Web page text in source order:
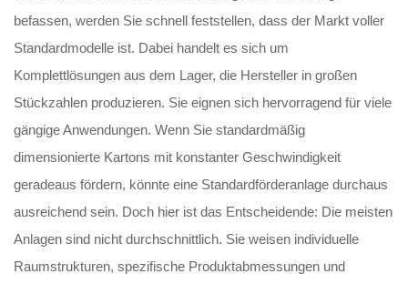
befassen, werden Sie schnell feststellen, dass der Markt voller
Standardmodelle ist. Dabei handelt es sich um
Komplettlösungen aus dem Lager, die Hersteller in großen
Stückzahlen produzieren. Sie eignen sich hervorragend für viele
gängige Anwendungen. Wenn Sie standardmäßig
dimensionierte Kartons mit konstanter Geschwindigkeit
geradeaus fördern, könnte eine Standardförderanlage durchaus
ausreichend sein. Doch hier ist das Entscheidende: Die meisten
Anlagen sind nicht durchschnittlich. Sie weisen individuelle
Raumstrukturen, spezifische Produktabmessungen und